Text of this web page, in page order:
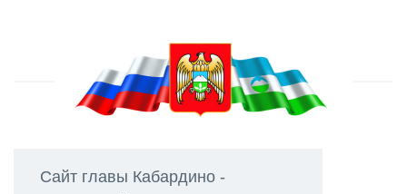
Сайт главы Кабардино -